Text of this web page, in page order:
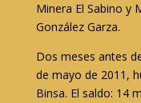
Minera El Sabino y
González Garza.
Dos meses antes
de mayo de 2011,
Binsa. El saldo: 14